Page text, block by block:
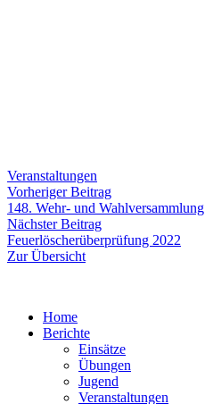
Veranstaltungen
Beitragsnavigation
Vorheriger BeitragVorheriger
Beitrag:
148. Wehr- und Wahlversammlung
Nächster BeitragNächster
Beitrag:
Feuerlöscherüberprüfung 2022
Zur Übersicht
Home
Berichte
Einsätze
Übungen
Jugend
Veranstaltungen